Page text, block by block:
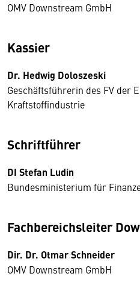
OMV Downstream GmbH
Kassier
Dr. Hedwig Doloszeski
Geschäftsführerin des FV der
Kraftstoffindustrie
Schriftführer
DI Stefan Ludin
Bundesministerium für
Fachbereichsleiter
Dir. Dr. Otmar Schneider
OMV Downstream GmbH